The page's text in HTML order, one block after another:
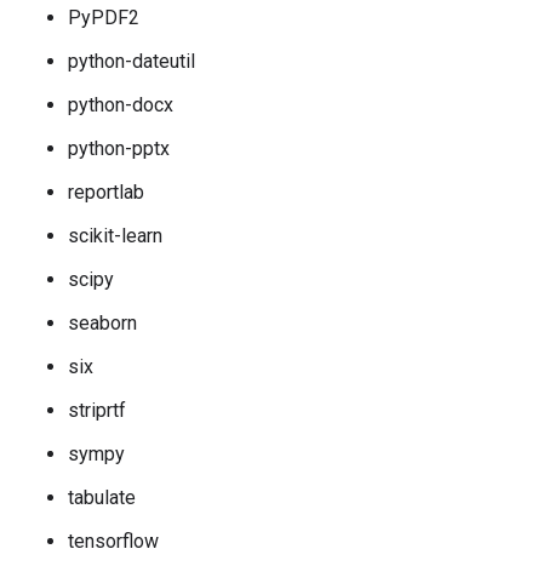
PyPDF2
python-dateutil
python-docx
python-pptx
reportlab
scikit-learn
scipy
seaborn
six
striprtf
sympy
tabulate
tensorflow